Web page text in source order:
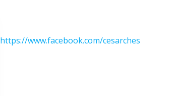
https://www.facebook.com/cesarches/